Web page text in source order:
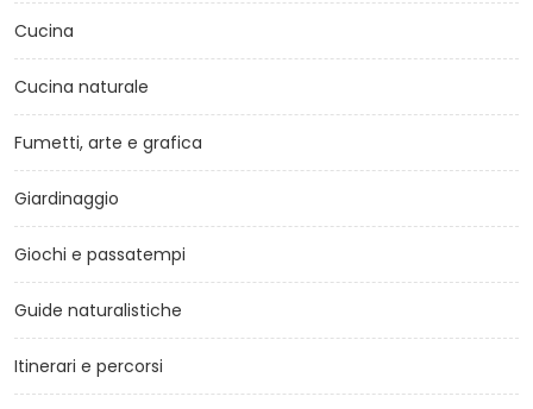
Cucina
Cucina naturale
Fumetti, arte e grafica
Giardinaggio
Giochi e passatempi
Guide naturalistiche
Itinerari e percorsi